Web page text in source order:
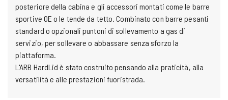
posteriore della cabina e gli accessori montati come le barre
sportive OE o le tende da tetto. Combinato con barre pesanti
standard o opzionali puntoni di sollevamento a gas di
servizio, per sollevare o abbassare senza sforzo la
piattaforma.
L'ARB HardLid è stato costruito pensando alla praticità, alla
versatilità e alle prestazioni fuoristrada.